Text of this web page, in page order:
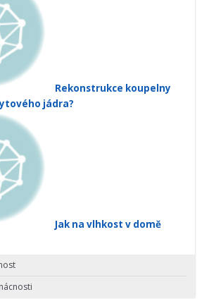
Rekonstrukce koupelny
jádra?
Jak na vlhkost v domě